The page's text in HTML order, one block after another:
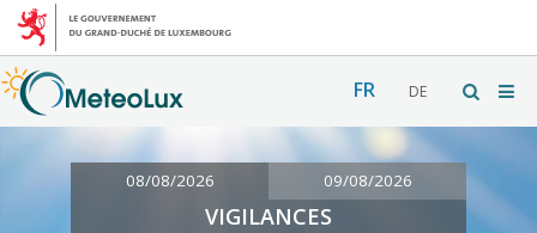
FR DE
08/08/2026 09/08/2026
VIGILANCES